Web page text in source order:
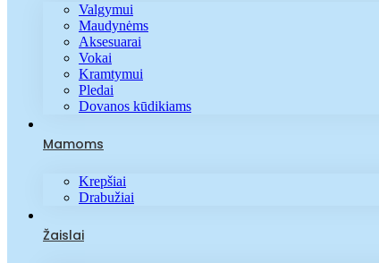
Valgymui
Maudynėms
Aksesuarai
Vokai
Kramtymui
Pledai
Dovanos kūdikiams
Mamoms
Krepšiai
Drabužiai
Žaislai